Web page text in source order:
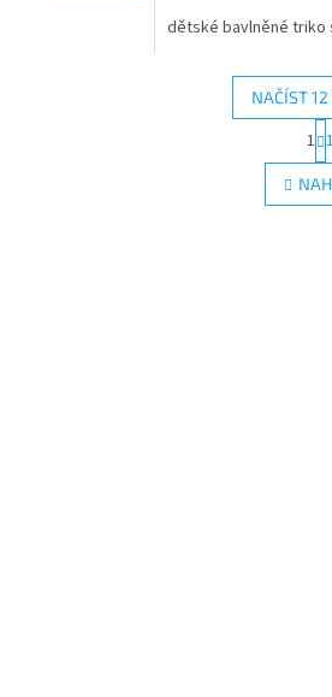
dětské bavlněné triko
l
NAČÍST
t
r
á
n
1